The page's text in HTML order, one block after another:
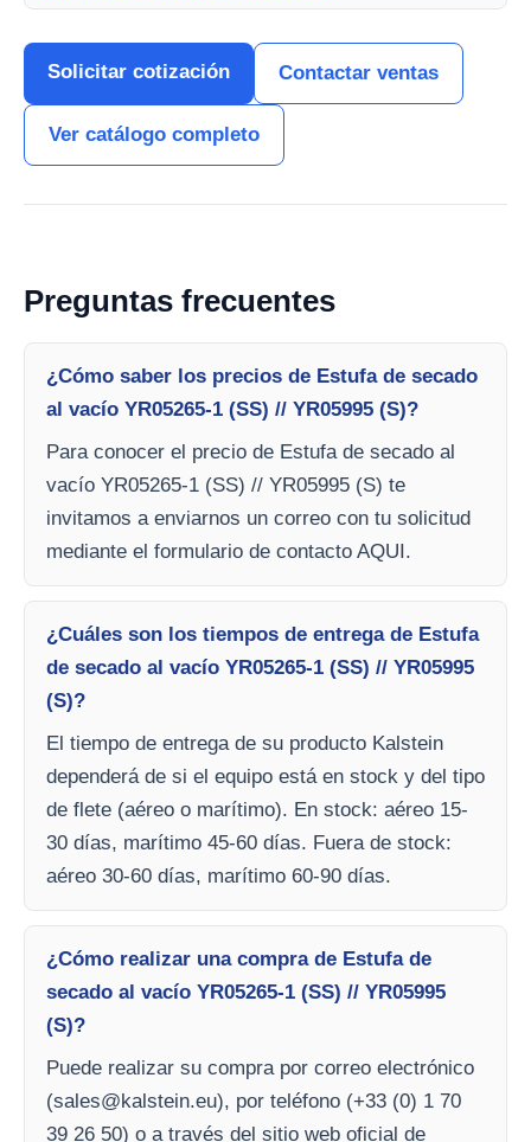
Solicitar cotización Contactar ventas
Ver catálogo completo
Preguntas frecuentes
¿Cómo saber los precios de Estufa de secado
al vacío YR05265-1 (SS) // YR05995 (S)?
Para conocer el precio de Estufa de secado al
vacío YR05265-1 (SS) // YR05995 (S) te
invitamos a enviarnos un correo con tu solicitud
mediante el formulario de contacto AQUI.
¿Cuáles son los tiempos de entrega de Estufa
de secado al vacío YR05265-1 (SS) // YR05995
(S)?
El tiempo de entrega de su producto Kalstein
dependerá de si el equipo está en stock y del tipo
de flete (aéreo o marítimo). En stock: aéreo 15-
30 días, marítimo 45-60 días. Fuera de stock:
aéreo 30-60 días, marítimo 60-90 días.
¿Cómo realizar una compra de Estufa de
secado al vacío YR05265-1 (SS) // YR05995
(S)?
Puede realizar su compra por correo electrónico
(sales@kalstein.eu), por teléfono (+33 (0) 1 70
39 26 50) o a través del sitio web oficial de